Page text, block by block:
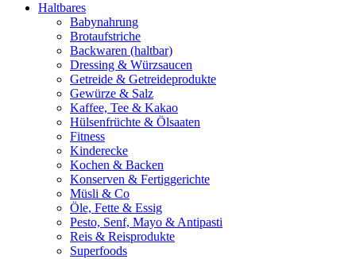
Haltbares
Babynahrung
Brotaufstriche
Backwaren (haltbar)
Dressing & Würzsaucen
Getreide & Getreideprodukte
Gewürze & Salz
Kaffee, Tee & Kakao
Hülsenfrüchte & Ölsaaten
Fitness
Kinderecke
Kochen & Backen
Konserven & Fertiggerichte
Müsli & Co
Öle, Fette & Essig
Pesto, Senf, Mayo & Antipasti
Reis & Reisprodukte
Superfoods